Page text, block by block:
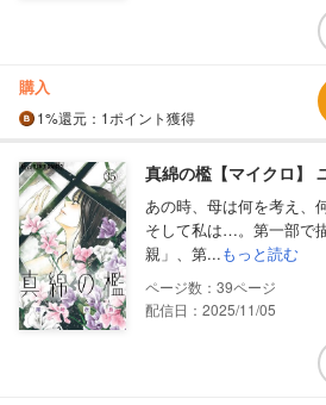
購入
1%還元 ：1ポイント獲得
真綿の檻【マイクロ】
あの時、母は何を考え、
そして私は…。第一部で
親」、第...もっと読む
39
配信日：2025/11/05